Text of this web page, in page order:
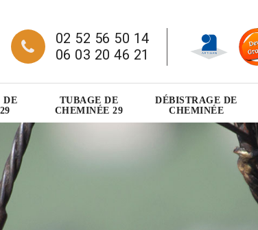
02 52 56 50 14
06 03 20 46 21
DE
TUBAGE DE
CHEMINÉE 29
DÉBISTRAGE DE
CHEMINÉE